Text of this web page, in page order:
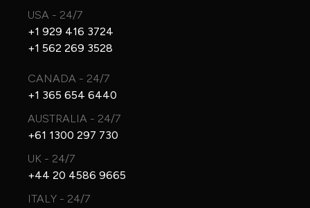
USA - 24/7
+1 929 416 3724
+1 562 269 3528
CANADA - 24/7
+1 365 654 6440
AUSTRALIA - 24/7
+61 1300 297 730
UK - 24/7
+44 20 4586 9665
ITALY - 24/7